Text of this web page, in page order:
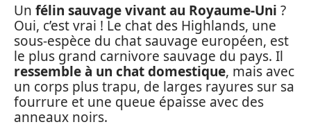
Un félin sauvage vivant au Royaume-Uni ?
Oui, c’est vrai ! Le chat des Highlands, une
sous-espèce du chat sauvage européen, est
le plus grand carnivore sauvage du pays. Il
ressemble à un chat domestique, mais avec
un corps plus trapu, de larges rayures sur sa
fourrure et une queue épaisse avec des
anneaux noirs.